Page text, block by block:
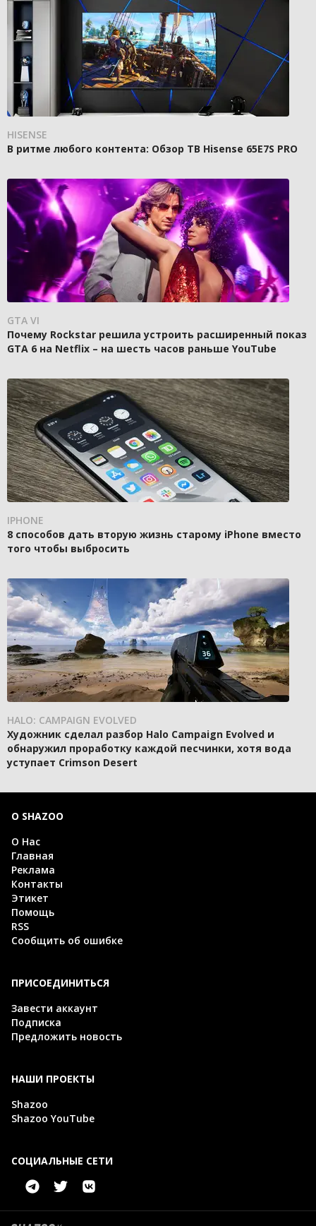
HISENSE
В ритме любого контента: Обзор ТВ Hisense 65E7S PRO
GTA VI
Почему Rockstar решила устроить расширенный показ
GTA 6 на Netflix – на шесть часов раньше YouTube
IPHONE
8 способов дать вторую жизнь старому iPhone вместо
того чтобы выбросить
HALO: CAMPAIGN EVOLVED
Художник сделал разбор Halo Campaign Evolved и
обнаружил проработку каждой песчинки, хотя вода
уступает Crimson Desert
О SHAZOO
О Нас
Главная
Реклама
Контакты
Этикет
Помощь
RSS
Сообщить об ошибке
ПРИСОЕДИНИТЬСЯ
Завести аккаунт
Подписка
Предложить новость
НАШИ ПРОЕКТЫ
Shazoo
Shazoo YouTube
СОЦИАЛЬНЫЕ СЕТИ